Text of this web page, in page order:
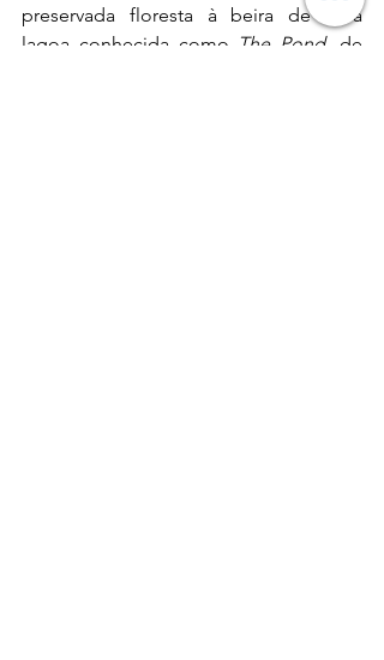
preservada floresta à beira de uma
lagoa conhecida como The Pond, de